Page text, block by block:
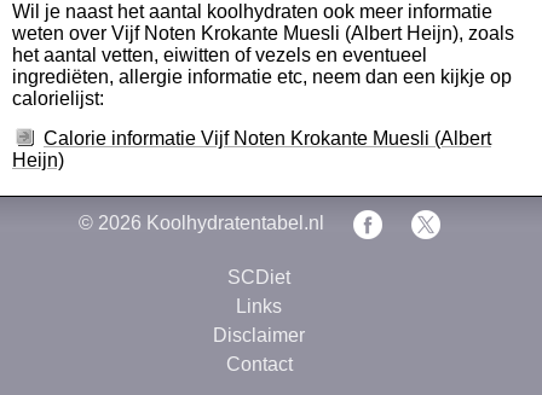
Wil je naast het aantal koolhydraten ook meer informatie
weten over Vijf Noten Krokante Muesli (Albert Heijn), zoals
het aantal vetten, eiwitten of vezels en eventueel
ingrediëten, allergie informatie etc, neem dan een kijkje op
calorielijst:
Calorie informatie Vijf Noten Krokante Muesli (Albert
Heijn)
© 2026 Koolhydratentabel.nl
SCDiet
Links
Disclaimer
Contact